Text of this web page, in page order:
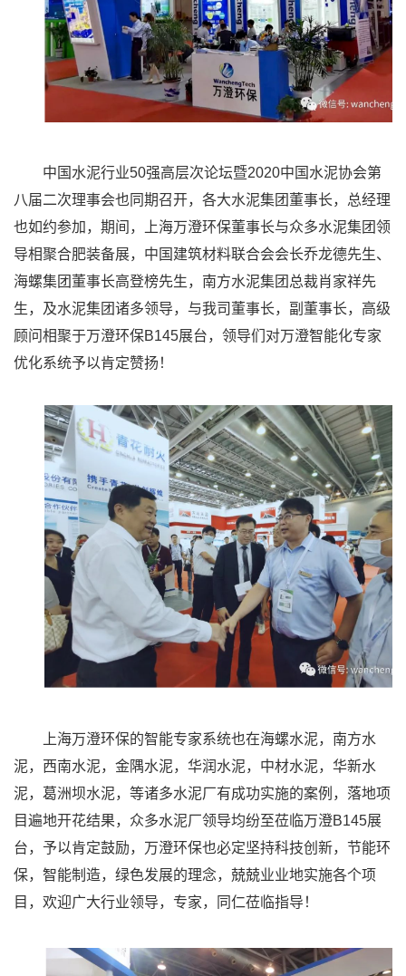
中国水泥行业50强高层次论坛暨2020中国水泥协会第
八届二次理事会也同期召开，各大水泥集团董事长，总经理
也如约参加，期间，上海万澄环保董事长与众多水泥集团领
导相聚合肥装备展，中国建筑材料联合会会长乔龙德先生、
海螺集团董事长高登榜先生，南方水泥集团总裁肖家祥先
生，及水泥集团诸多领导，与我司董事长，副董事长，高级
顾问相聚于万澄环保B145展台，领导们对万澄智能化专家
优化系统予以肯定赞扬！
上海万澄环保的智能专家系统也在海螺水泥，南方水
泥，西南水泥，金隅水泥，华润水泥，中材水泥，华新水
泥，葛洲坝水泥，等诸多水泥厂有成功实施的案例，落地项
目遍地开花结果，众多水泥厂领导均纷至莅临万澄B145展
台，予以肯定鼓励，万澄环保也必定坚持科技创新，节能环
保，智能制造，绿色发展的理念，兢兢业业地实施各个项
目，欢迎广大行业领导，专家，同仁莅临指导！